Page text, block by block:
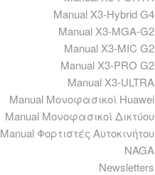
Manual X3-Hybrid G4
Manual X3-MGA-G2
Manual X3-MIC G2
Manual X3-PRO G2
Manual X3-ULTRA
Manual Μονοφασικοί Huawei
Manual Μονοφασικοί Δικτύου
Manual Φορτιστές Αυτοκινήτου
NAGA
Newsletters